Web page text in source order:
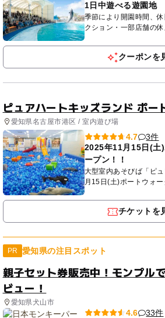
1日中遊べる遊園地
季節により開園時間、
クション・一部店舗の
ます。 必ずご確認いた
ますようお...
クーポンを
ピュアハートキッズランド ポー
愛知県名古屋市港区 / 室内遊び場
4.7
3件
2025年11月15日(土
ープン！！
大型室内あそびば「ピュアハ
月15日(土)ポートウォ
ン！！ ピュアキッズは
チケットを
PR 愛知県の注目スポット
親子セット券販売中！モンプル
ビュー！
愛知県犬山市
4.6
33件